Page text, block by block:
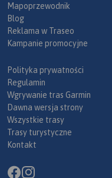
Mapoprzewodnik
Blog
Reklama w Traseo
Kampanie promocyjne
Polityka prywatności
Regulamin
Wgrywanie tras Garmin
Dawna wersja strony
Wszystkie trasy
Trasy turystyczne
Kontakt